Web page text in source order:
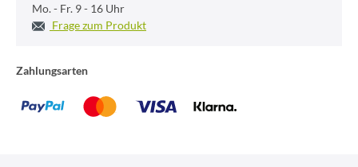
Mo. - Fr. 9 - 16 Uhr
Frage zum Produkt
Zahlungsarten